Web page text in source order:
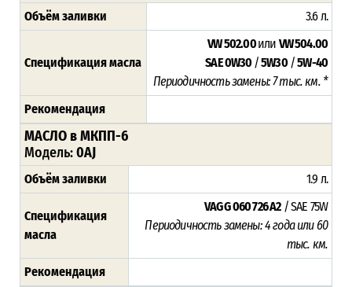
Объём заливки 3.6 л.
Спецификация масла
VW 502.00или VW 504.00
SAE 0W30 /5W30/5W-40
Периодичность замены: 7 тыс. км. *
Рекомендация
МАСЛО в МКПП-6
Модель:0AJ
Объём заливки 1.9 л.
Спецификация
масла
VAG G 060 726 A2/ SAE 75W
Периодичность замены: 4 года или 60
тыс. км.
Рекомендация